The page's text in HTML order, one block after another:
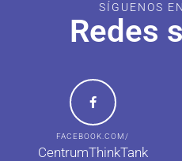
SÍGUENOS
Redes
FACEBOOK.COM/
CentrumThinkTank